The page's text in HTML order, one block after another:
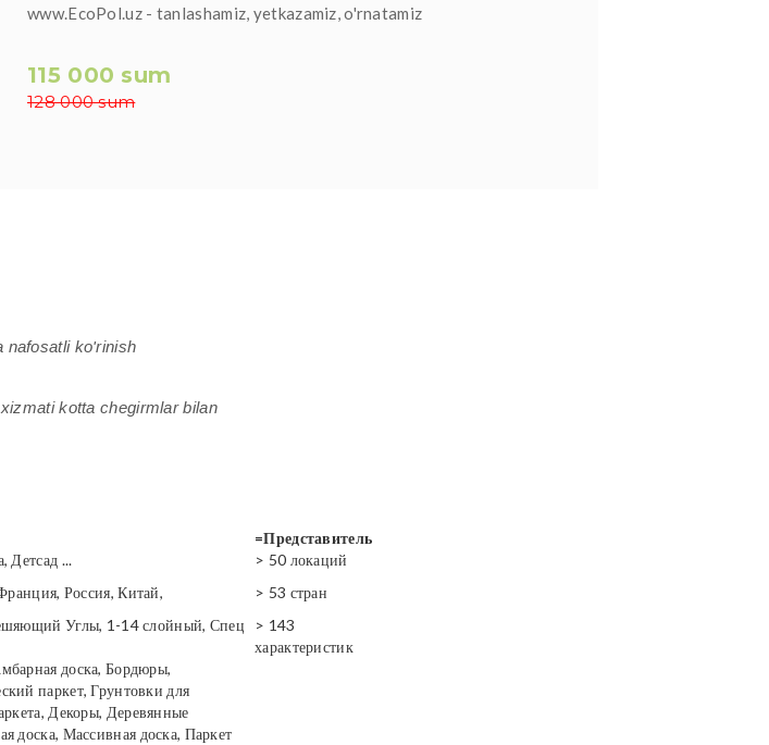
www.EcoPol.uz - tanlashamiz, yetkazamiz, o'rnatamiz
115 000 sum
128 000 sum
ko'rinish
kotta chegirmlar bilan
=Представитель
Детсад ...
> 50 локаций
Россия, Китай, > 53 стран
Углы, 1-14 слойный, Спец
> 143
характеристик
доска, Бордюры,
паркет, Грунтовки для
Декоры, Деревянные
доска, Массивная доска, Паркет